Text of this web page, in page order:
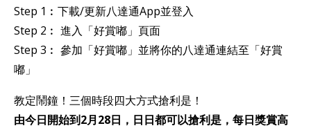
Step 1︰下載/更新八達通App並登入
Step 2︰ 進入「好賞嘟」頁面
Step 3︰ 參加「好賞嘟」並將你的八達通連結至「好賞
嘟」
教定鬧鐘！三個時段四大方式搶利是！
由今日開始到2月28日，日日都可以搶利是，每日獎賞高